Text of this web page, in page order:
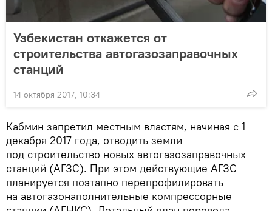
Узбекистан откажется от
строительства автогазозаправочных
станций
14 октября 2017, 10:34
Кабмин запретил местным властям, начиная с 1
декабря 2017 года, отводить земли
под строительство новых автогазозаправочных
станций (АГЗС). При этом действующие АГЗС
планируется поэтапно перепрофилировать
на автогазонаполнительные компрессорные